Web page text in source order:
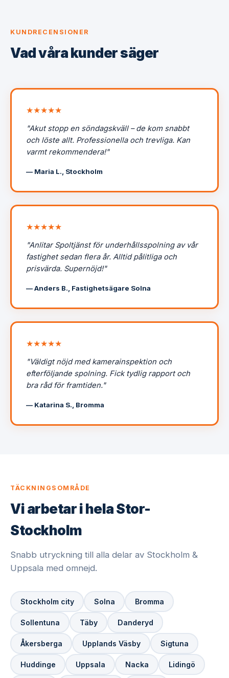
KUNDRECENSIONER
Vad våra kunder säger
★★★★★
"Akut stopp en söndagskväll – de kom snabbt
och löste allt. Professionella och trevliga. Kan
varmt rekommendera!"
— Maria L., Stockholm
★★★★★
"Anlitar Spoltjänst för underhållsspolning av vår
fastighet sedan flera år. Alltid pålitliga och
prisvärda. Supernöjd!"
— Anders B., Fastighetsägare Solna
★★★★★
"Väldigt nöjd med kamerainspektion och
efterföljande spolning. Fick tydlig rapport och
bra råd för framtiden."
— Katarina S., Bromma
TÄCKNINGSOMRÅDE
Vi arbetar i hela Stor-
Stockholm
Snabb utryckning till alla delar av Stockholm &
Uppsala med omnejd.
Stockholm city Solna Bromma
Sollentuna Täby Danderyd
Åkersberga Upplands Väsby Sigtuna
Huddinge Uppsala Nacka Lidingö